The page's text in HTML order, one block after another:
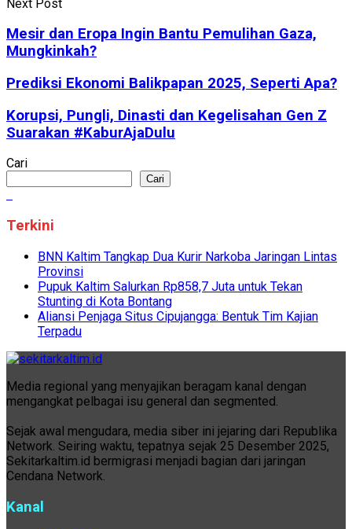
Next Post
Mesir dan Eropa Ingin Bantu Pemulihan Gaza,
Mungkinkah?
Prediksi Ekonomi Balikpapan 2025, Seperti Apa?
Korupsi, Pungli, Dinasti dan Kegelisahan Gen Z
Suarakan #KaburAjaDulu
Cari
Cari
Terkini
BNN Kaltim Tangkap Dua Kurir Narkoba Jaringan Lintas
Provinsi
Pupuk Kaltim Salurkan Rp858,7 Juta untuk Tekan
Stunting di Kota Bontang
Aliansi Penjaga Situs Cipujangga: Bentuk Tim Kajian
Terpadu
Media regional yang menyajikan beragam kanal dengan
mengangkat pelbagai isu general dan segmented.
Sejak awal mengudara, media siber ini jejaring dari Republika
Network. Seiring waktu, tepatnya sejak 25 Desember 2025,
Sekitarkaltim.id bermigrasi menjadi bagian dari jaringan
Cendana Network.
Kanal